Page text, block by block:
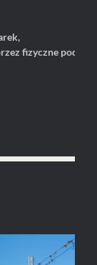
fizyczne